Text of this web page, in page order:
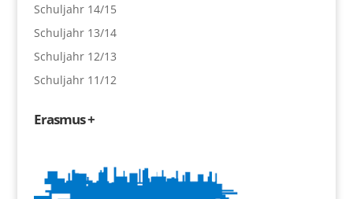
Schuljahr 14/15
Schuljahr 13/14
Schuljahr 12/13
Schuljahr 11/12
Erasmus +